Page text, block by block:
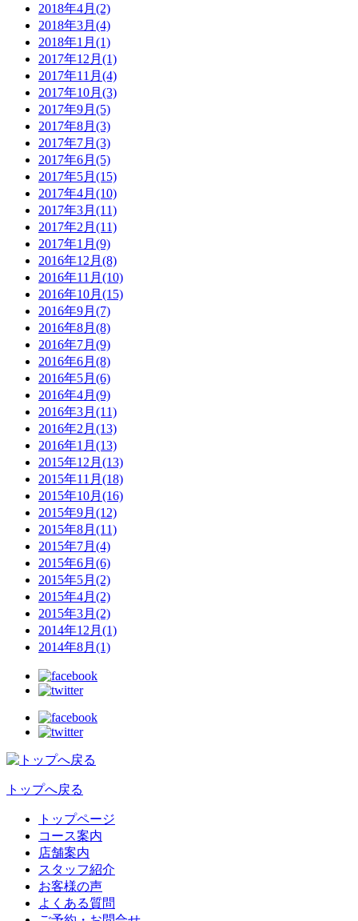
2018年4月(2)
2018年3月(4)
2018年1月(1)
2017年12月(1)
2017年11月(4)
2017年10月(3)
2017年9月(5)
2017年8月(3)
2017年7月(3)
2017年6月(5)
2017年5月(15)
2017年4月(10)
2017年3月(11)
2017年2月(11)
2017年1月(9)
2016年12月(8)
2016年11月(10)
2016年10月(15)
2016年9月(7)
2016年8月(8)
2016年7月(9)
2016年6月(8)
2016年5月(6)
2016年4月(9)
2016年3月(11)
2016年2月(13)
2016年1月(13)
2015年12月(13)
2015年11月(18)
2015年10月(16)
2015年9月(12)
2015年8月(11)
2015年7月(4)
2015年6月(6)
2015年5月(2)
2015年4月(2)
2015年3月(2)
2014年12月(1)
2014年8月(1)
トップへ戻る
トップページ
コース案内
店舗案内
スタッフ紹介
お客様の声
よくある質問